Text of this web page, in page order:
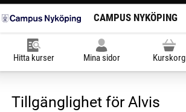
CAMPUS NYKÖPING
Hitta kurser Mina sidor Kurskorg
Tillgänglighet för Alvis